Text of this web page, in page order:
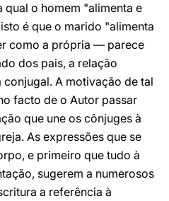
qual o homem "alimenta e
é que o marido "alimenta
como a própria — parece
dos pais, a relação
conjugal. A motivação de tal
facto de o Autor passar
que une os cônjuges à
As expressões que se
e primeiro que tudo à
sugerem a numerosos
a referência à